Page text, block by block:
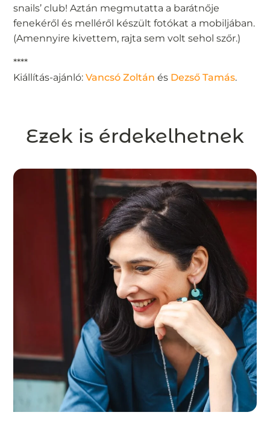
snails’ club! Aztán megmutatta a barátnője
fenekéről és melléről készült fotókat a mobiljában.
(Amennyire kivettem, rajta sem volt sehol szőr.)
****
Kiállítás-ajánló:Vancsó Zoltán és Dezső Tamás.
Ezek is érdekelhetnek